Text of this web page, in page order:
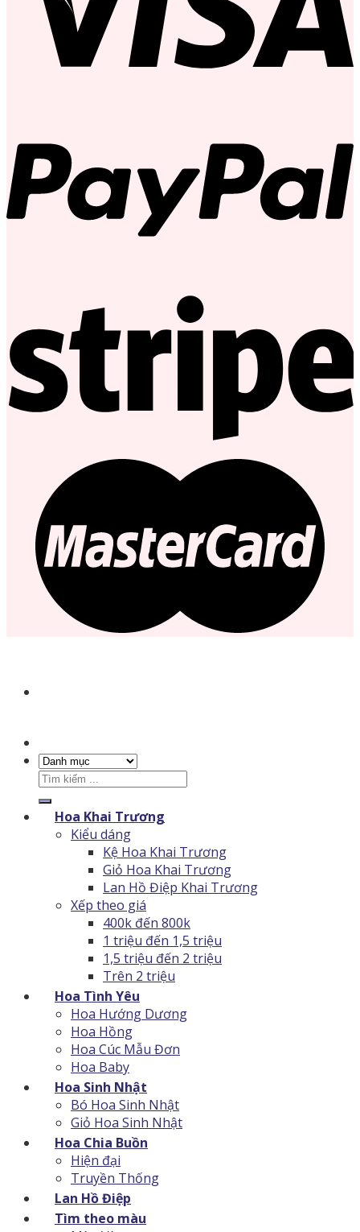
Tìm
kiếm:
Hoa Khai Trương
Kiểu dáng
Kệ Hoa Khai Trương
Giỏ Hoa Khai Trương
Lan Hồ Điệp Khai Trương
Xếp theo giá
400k đến 800k
1 triệu đến 1,5 triệu
1,5 triệu đến 2 triệu
Trên 2 triệu
Hoa Tình Yêu
Hoa Hướng Dương
Hoa Hồng
Hoa Cúc Mẫu Đơn
Hoa Baby
Hoa Sinh Nhật
Bó Hoa Sinh Nhật
Giỏ Hoa Sinh Nhật
Hoa Chia Buồn
Hiện đại
Truyền Thống
Lan Hồ Điệp
Tìm theo màu